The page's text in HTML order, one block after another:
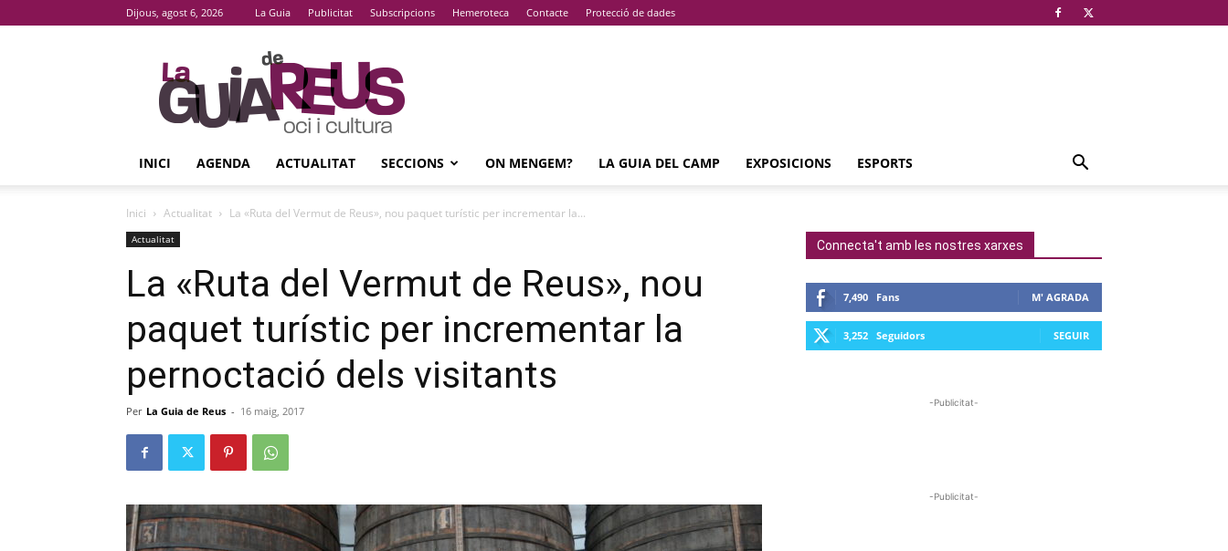
Dijous, agost 6, 2026 La Guia Publicitat Subscripcions Hemeroteca Contacte Protecció de dades
La
Guia
De
Reus
INICI AGENDA ACTUALITAT SECCIONS ON MENGEM? LA GUIA DEL CAMP EXPOSICIONS ESPORTS
Inici Actualitat La «Ruta del Vermut de Reus», nou paquet turístic per incrementar la...
Actualitat
La «Ruta del Vermut de Reus», nou
paquet turístic per incrementar la
pernoctació dels visitants
Per La Guia de Reus - 16 maig, 2017
Connecta't amb les nostres xarxes
7,490 Fans M' AGRADA
3,252 Seguidors SEGUIR
-Publicitat-
-Publicitat-